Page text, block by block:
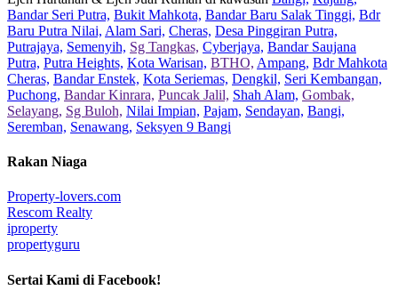
Bandar Seri Putra, Bukit Mahkota, Bandar Baru Salak Tinggi, Bdr
Baru Putra Nilai, Alam Sari, Cheras, Desa Pinggiran Putra,
Putrajaya, Semenyih, Sg Tangkas, Cyberjaya, Bandar Saujana
Putra, Putra Heights, Kota Warisan, BTHO, Ampang, Bdr Mahkota
Cheras, Bandar Enstek, Kota Seriemas, Dengkil, Seri Kembangan,
Puchong, Bandar Kinrara, Puncak Jalil, Shah Alam, Gombak,
Selayang, Sg Buloh, Nilai Impian, Pajam, Sendayan, Bangi,
Seremban, Senawang, Seksyen 9 Bangi
Rakan Niaga
Property-lovers.com
Rescom Realty
iproperty
propertyguru
Sertai Kami di Facebook!